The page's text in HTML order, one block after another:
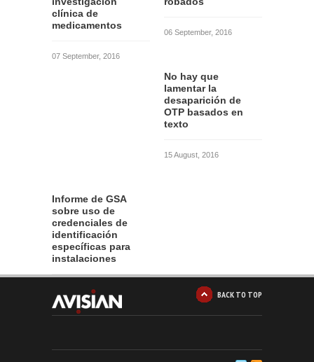
clínica de
medicamentos
07 September, 2016
06 September, 2016
No hay que
lamentar la
desaparición de
OTP basados en
texto
15 August, 2016
Informe de GSA
sobre uso de
credenciales de
identificación
específicas para
instalaciones
12 August, 2016 BACK TO TOP